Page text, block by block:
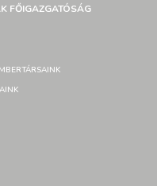
FŐIGAZGATÓSÁG